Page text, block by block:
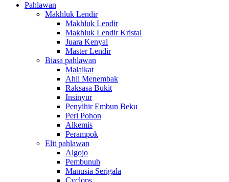
Pahlawan
Makhluk Lendir
Makhluk Lendir
Makhluk Lendir Kristal
Juara Kenyal
Master Lendir
Biasa pahlawan
Malaikat
Ahli Menembak
Raksasa Bukit
Insinyur
Penyihir Embun Beku
Peri Pohon
Alkemis
Perampok
Elit pahlawan
Algojo
Pembunuh
Manusia Serigala